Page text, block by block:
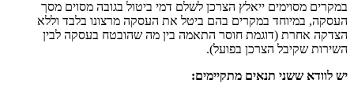
במקרים מסוימים ייאלץ הצרכן לשלם דמי ביטול בגובה מסוים מסך
העסקה, במיוחד במקרים בהם ביטל את העסקה מרצונו בלבד וללא
הצדקה אחרת (דוגמת חוסר התאמה בין מה שהובטח בעסקה לבין
השירות שקיבל הצרכן בפועל).
יש לוודא ששני תנאים מתקיימים: